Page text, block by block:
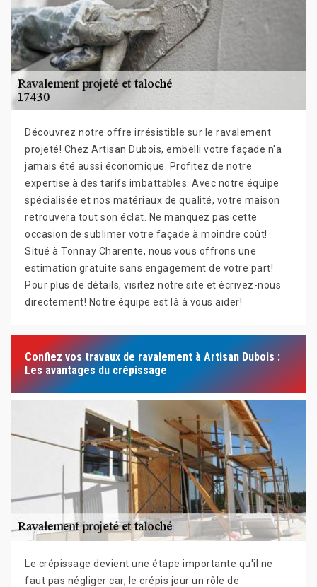
Découvrez notre offre irrésistible sur le ravalement
projeté! Chez Artisan Dubois, embelli votre façade n'a
jamais été aussi économique. Profitez de notre
expertise à des tarifs imbattables. Avec notre équipe
spécialisée et nos matériaux de qualité, votre maison
retrouvera tout son éclat. Ne manquez pas cette
occasion de sublimer votre façade à moindre coût!
Situé à Tonnay Charente, nous vous offrons une
estimation gratuite sans engagement de votre part!
Pour plus de détails, visitez notre site et écrivez-nous
directement! Notre équipe est là à vous aider!
Confiez vos travaux de ravalement à Artisan Dubois :
Les avantages du crépissage
Le crépissage devient une étape importante qu'il ne
faut pas négliger car, le crépis jour un rôle de